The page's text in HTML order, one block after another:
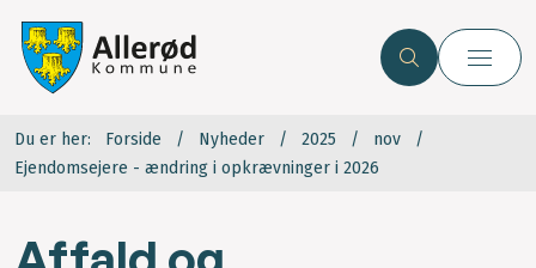
Du er her: Forside Nyheder 2025
nov
Ejendomsejere - ændring i opkrævninger i 2026